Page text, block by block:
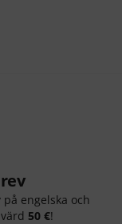
engelska och
värd 50 €!